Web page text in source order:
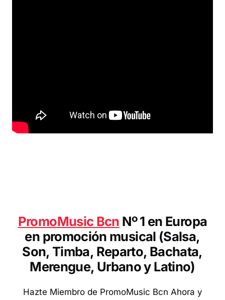
PromoMusic Bcn Nº 1 en Europa
en promoción musical (Salsa,
Son, Timba, Reparto, Bachata,
Merengue, Urbano y Latino)
Hazte Miembro de PromoMusic Bcn Ahora y